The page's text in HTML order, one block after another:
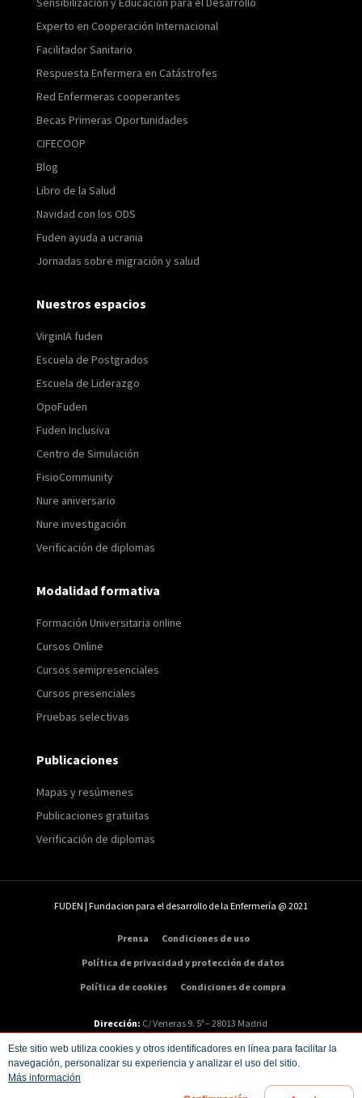
Este sitio web utiliza cookies y otros identificadores en línea para facilitar la
navegación, personalizar su experiencia y analizar el uso del sitio.
Más información
Experto en Cooperación Internacional
Facilitador Sanitario
Respuesta Enfermera en Catástrofes
Red Enfermeras cooperantes
Becas Primeras Oportunidades
CIFECOOP
Blog
Libro de la Salud
Navidad con los ODS
Fuden ayuda a ucrania
Jornadas sobre migración y salud
Nuestros espacios
VirginIA fuden
Escuela de Postgrados
Escuela de Liderazgo
OpoFuden
Fuden Inclusiva
Centro de Simulación
FisioCommunity
Nure aniversario
Nure investigación
Verificación de diplomas
Modalidad formativa
Formación Universitaria online
Cursos Online
Cursos semipresenciales
Cursos presenciales
Pruebas selectivas
Publicaciones
Mapas y resúmenes
Publicaciones gratuitas
Verificación de diplomas
FUDEN | Fundacion para el desarrollo de la Enfermería @ 2021
Prensa
Condiciones de uso
Política de privacidad y protección de datos
Política de cookies
Condiciones de compra
Dirección: C/ Veneras 9. 5ª – 28013 Madrid
Teléfono:91 547 48 81|Email:info@fuden.es